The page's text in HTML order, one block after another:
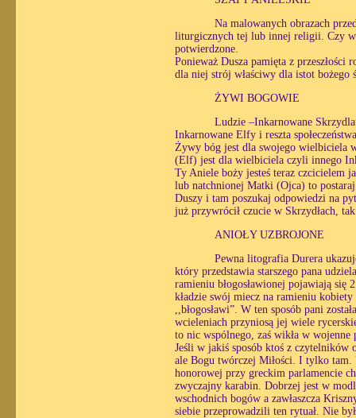
Na malowanych obrazach
liturgicznych tej lub innej religii. Czy w
potwierdzone.
Ponieważ Dusza pamięta z
dla niej strój właściwy dla istot bożego
ŻYWI BOGOWIE
Ludzie –Inkarnowane
Inkarnowane Elfy i reszta
Żywy bóg jest dla swojego wielbiciela
(Elf) jest dla wielbiciela czyli innego
Ty Aniele boży jesteś teraz czcicielem
lub natchnionej Matki (Ojca) to
Duszy i tam poszukaj odpowiedzi na
już przywrócił czucie w Skrzydłach,
ANIOŁY UZBROJONE
Pewna litografia Durera
który przedstawia starszego pana
ramieniu błogosławionej pojawiają się
kładzie swój miecz na ramieniu
,,błogosławi”. W ten sposób pani
wcieleniach przyniosą jej wiele
to nic wspólnego, zaś wikła w
Jeśli w jakiś sposób ktoś z czytelników
ale Bogu twórczej Miłości. I tylko
honorowej przy greckim parlamencie
zwyczajny karabin. Dobrzej jest w
wschodnich bogów a zawłaszcza
siebie przeprowadzili ten rytuał. Nie